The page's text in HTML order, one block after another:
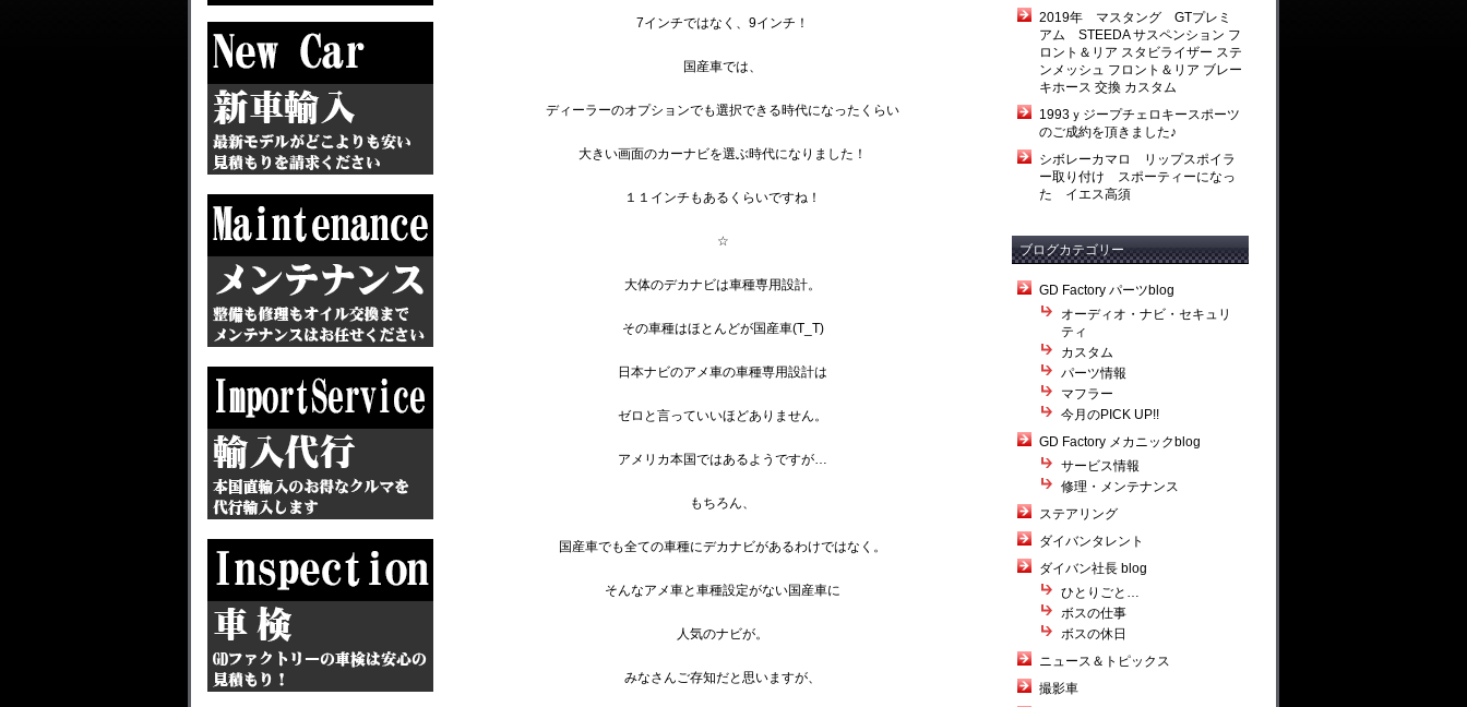
7インチではなく、9インチ！
国産車では、
ディーラーのオプションでも選択できる時代になったくらい
大きい画面のカーナビを選ぶ時代になりました！
１１インチもあるくらいですね！
☆
大体のデカナビは車種専用設計。
その車種はほとんどが国産車(T_T)
日本ナビのアメ車の車種専用設計は
ゼロと言っていいほどありません。
アメリカ本国ではあるようですが…
もちろん、
国産車でも全ての車種にデカナビがあるわけではなく。
そんなアメ車と車種設定がない国産車に
人気のナビが。
みなさんご存知だと思いますが、
2019年 マスタング GTプレミ
アム STEEDA サスペンション フ
ロント＆リア スタビライザー ステ
ンメッシュ フロント＆リア ブレー
キホース 交換 カスタム
1993ｙジープチェロキースポーツ
のご成約を頂きました♪
シボレーカマロ リップスポイラ
ー取り付け スポーティーになっ
た イエス高須
ブログカテゴリー
GD Factory パーツblog
オーディオ・ナビ・セキュリ
ティ
カスタム
パーツ情報
マフラー
今月のPICK UP!!
GD Factory メカニックblog
サービス情報
修理・メンテナンス
ステアリング
ダイバンタレント
ダイバン社長 blog
ひとりごと…
ボスの仕事
ボスの休日
ニュース＆トピックス
撮影車